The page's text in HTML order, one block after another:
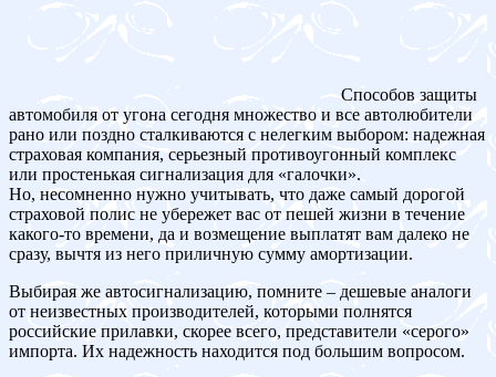
Способов защиты
автомобиля от угона сегодня множество и все автолюбители
рано или поздно сталкиваются с нелегким выбором: надежная
страховая компания, серьезный противоугонный комплекс
или простенькая сигнализация для «галочки».
Но, несомненно нужно учитывать, что даже самый дорогой
страховой полис не убережет вас от пешей жизни в течение
какого-то времени, да и возмещение выплатят вам далеко не
сразу, вычтя из него приличную сумму амортизации.
Выбирая же автосигнализацию, помните – дешевые аналоги
от неизвестных производителей, которыми полнятся
российские прилавки, скорее всего, представители «серого»
импорта. Их надежность находится под большим вопросом.